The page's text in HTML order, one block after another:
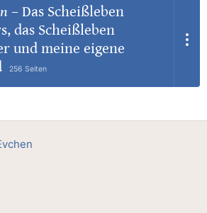
– Das Scheißleben
das Scheißleben
und meine eigene
256 Seiten